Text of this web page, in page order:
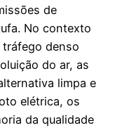
de
No contexto
denso
do ar, as
limpa e
elétrica, os
da qualidade